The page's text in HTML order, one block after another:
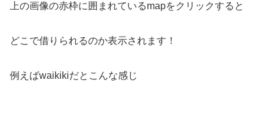
上の画像の赤枠に囲まれているmapをクリックすると
どこで借りられるのか表示されます！
例えばwaikikiだとこんな感じ